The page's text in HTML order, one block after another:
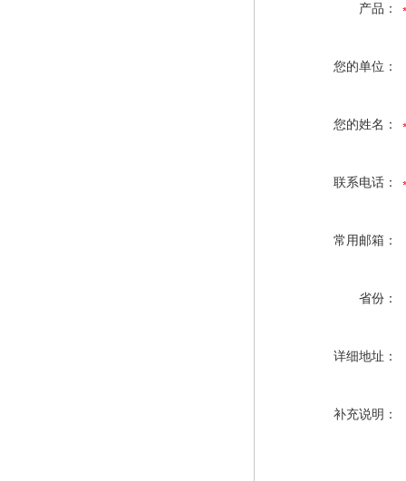
产品：
您的单位：
您的姓名：
联系电话：
常用邮箱：
省份：
详细地址：
补充说明：